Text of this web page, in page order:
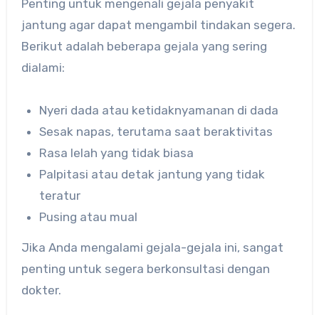
Penting untuk mengenali gejala penyakit
jantung agar dapat mengambil tindakan segera.
Berikut adalah beberapa gejala yang sering
dialami:
Nyeri dada atau ketidaknyamanan di dada
Sesak napas, terutama saat beraktivitas
Rasa lelah yang tidak biasa
Palpitasi atau detak jantung yang tidak
teratur
Pusing atau mual
Jika Anda mengalami gejala-gejala ini, sangat
penting untuk segera berkonsultasi dengan
dokter.